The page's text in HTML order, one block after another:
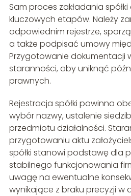
Sam proces zakładania
kluczowych etapów. Należy
odpowiednim rejestrze,
a także podpisać umowy
Przygotowanie dokumentacji
staranności, aby uniknąć
prawnych.
Rejestracja spółki powinna
wybór nazwy, ustalenie
przedmiotu działalności.
przygotowaniu aktu
spółki stanowi podstawę dla
stabilnego funkcjonowania
uwagę na ewentualne
wynikające z braku precyzji w